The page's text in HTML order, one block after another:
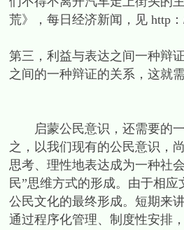
荒》，每日经济新闻，见 http：
第三，利益与表达之间一种辩
之间的一种辩证的关系，这就
启蒙公民意识，还需要的一
之，以我们现有的公民意识，
思考、理性地表达成为一种社
民”思维方式的形成。由于相
公民文化的最终形成。短期来
通过程序化管理、制度性安排